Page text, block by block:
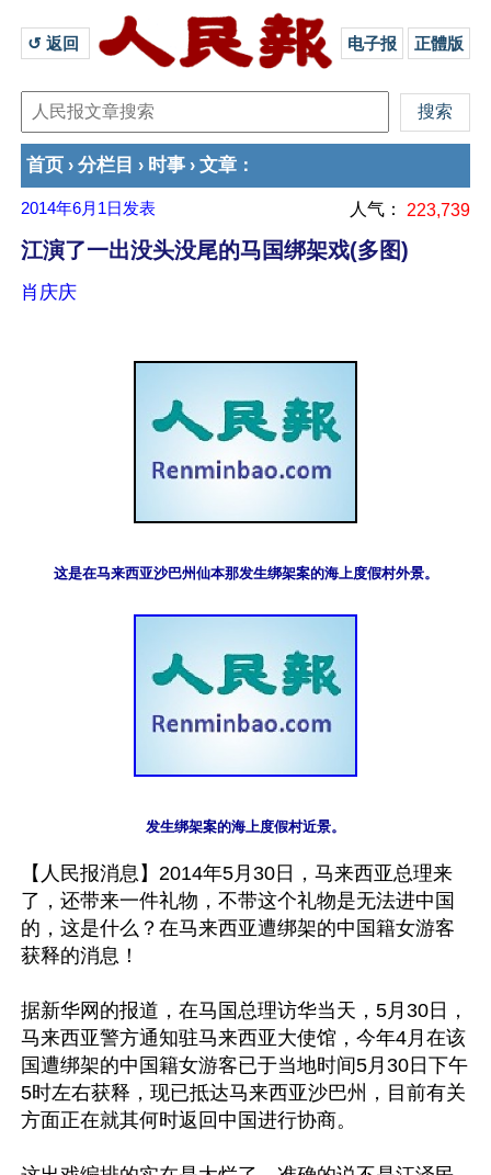
↺ 返回 电子报 正體版
首页 › 分栏目 › 时事 › 文章 ：
2014年6月1日 发表 人气： 223,739
江演了一出没头没尾的马国绑架戏(多图)
肖庆庆
这是在马来西亚沙巴州仙本那发生绑架案的海上度假村外景。
发生绑架案的海上度假村近景。
【人民报消息】2014年5月30日，马来西亚总理来
了，还带来一件礼物，不带这个礼物是无法进中国
的，这是什么？在马来西亚遭绑架的中国籍女游客
获释的消息！
据新华网的报道，在马国总理访华当天，5月30日，
马来西亚警方通知驻马来西亚大使馆，今年4月在该
国遭绑架的中国籍女游客已于当地时间5月30日下午
5时左右获释，现已抵达马来西亚沙巴州，目前有关
方面正在就其何时返回中国进行协商。